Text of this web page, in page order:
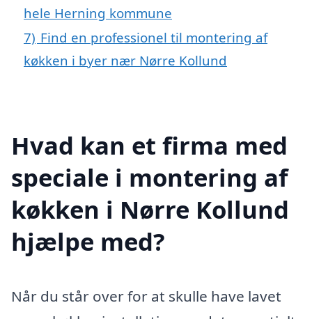
hele Herning kommune
7) Find en professionel til montering af
køkken i byer nær Nørre Kollund
Hvad kan et firma med
speciale i montering af
køkken i Nørre Kollund
hjælpe med?
Når du står over for at skulle have lavet